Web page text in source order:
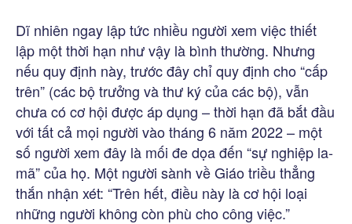
Dĩ nhiên ngay lập tức nhiều người xem việc thiết
lập một thời hạn như vậy là bình thường. Nhưng
nếu quy định này, trước đây chỉ quy định cho “cấp
trên” (các bộ trưởng và thư ký của các bộ), vẫn
chưa có cơ hội được áp dụng – thời hạn đã bắt đầu
với tất cả mọi người vào tháng 6 năm 2022 – một
số người xem đây là mối đe dọa đến “sự nghiệp la-
mã” của họ. Một người sành về Giáo triều thẳng
thắn nhận xét: “Trên hết, điều này là cơ hội loại
những người không còn phù cho công việc.”